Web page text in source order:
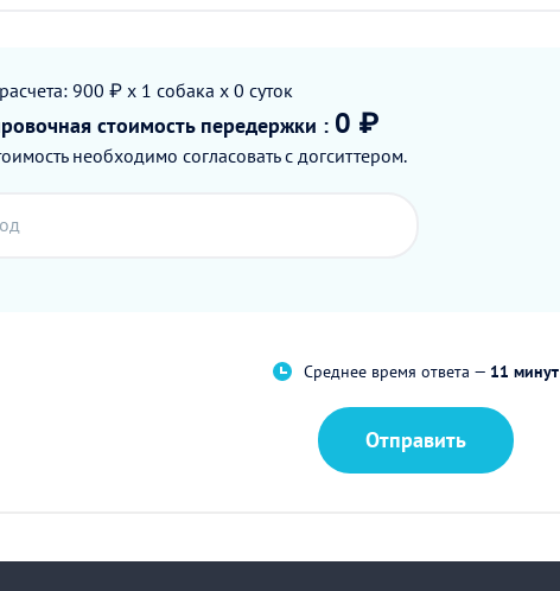
900 ₽ x 1 собака x 0 суток
стоимость передержки : 0 ₽
необходимо согласовать с догситтером.
Среднее время ответа — 11 минут
Отправить